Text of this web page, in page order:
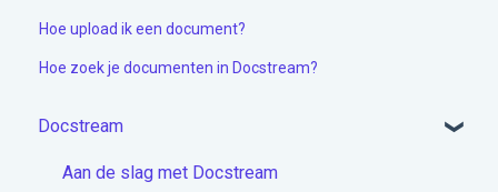
Hoe upload ik een document?
Hoe zoek je documenten in Docstream?
Docstream
Aan de slag met Docstream